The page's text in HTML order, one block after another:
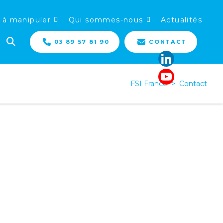
à manipuler Qui sommes-nous Actualités
03 89 57 81 90 CONTACT
FSI France > Contact